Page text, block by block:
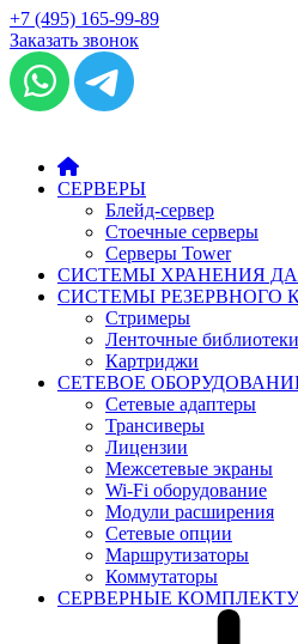
+7 (495) 165-99-89
Заказать звонок
СЕРВЕРЫ
Блейд-сервер
Стоечные серверы
Серверы Tower
СИСТЕМЫ ХРАНЕНИЯ
СИСТЕМЫ РЕЗЕРВНОГО
Стримеры
Ленточные библиотеки
Картриджи
СЕТЕВОЕ
Сетевые адаптеры
Трансиверы
Лицензии
Межсетевые экраны
Wi-Fi оборудование
Модули расширения
Сетевые опции
Маршрутизаторы
Коммутаторы
СЕРВЕРНЫЕ